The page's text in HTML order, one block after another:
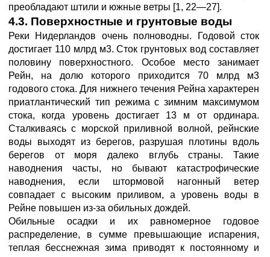
преобладают штили и южные ветры [1, 22—27].
4.3. Поверхностные и грунтовые воды
Реки Нидерландов очень полноводны. Годовой сток
достигает 110 млрд м3. Сток грунтовых вод составляет
половину поверхностного. Особое место занимает
Рейн, на долю которого приходится 70 млрд м3
годового стока. Для нижнего течения Рейна характерен
приатлантический тип режима с зимним максимумом
стока, когда уровень достигает 13 м от ординара.
Сталкиваясь с морской приливной волной, рейнские
воды выходят из берегов, разрушая плотины вдоль
берегов от моря далеко вглубь страны. Такие
наводнения часты, но бывают катастрофические
наводнения, если штормовой нагонный ветер
совпадает с высоким приливом, а уровень воды в
Рейне повышен из-за обильных дождей.
Обильные осадки и их равномерное годовое
распределение, в сумме превышающие испарения,
теплая бесснежная зима приводят к постоянному и